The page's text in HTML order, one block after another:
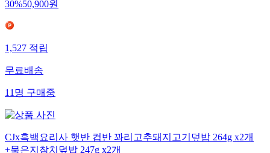
30%50,900원
1,527적립
무료배송
11명구매중
CJx흑백요리사 햇반 컵반 꽈리고추돼지고기덮밥 264g x2개